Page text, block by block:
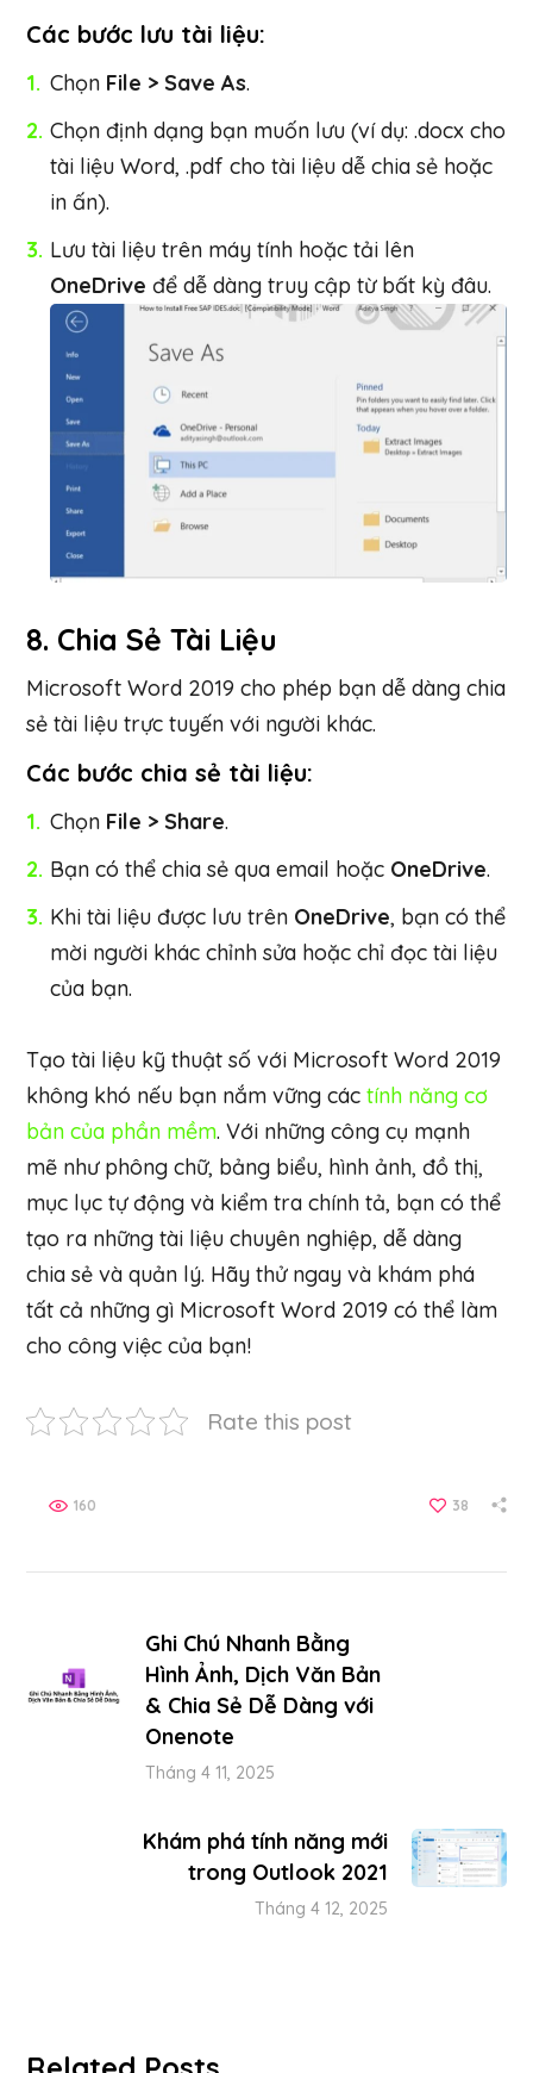
Các bước lưu tài liệu:
Chọn File > Save As.
Chọn định dạng bạn muốn lưu (ví dụ: .docx cho
tài liệu Word, .pdf cho tài liệu dễ chia sẻ hoặc
in ấn).
Lưu tài liệu trên máy tính hoặc tải lên
OneDrive để dễ dàng truy cập từ bất kỳ đâu.
8. Chia Sẻ Tài Liệu
Microsoft Word 2019 cho phép bạn dễ dàng chia
sẻ tài liệu trực tuyến với người khác.
Các bước chia sẻ tài liệu:
Chọn File > Share.
Bạn có thể chia sẻ qua email hoặc OneDrive.
Khi tài liệu được lưu trên OneDrive, bạn có thể
mời người khác chỉnh sửa hoặc chỉ đọc tài liệu
của bạn.
Tạo tài liệu kỹ thuật số với Microsoft Word 2019
không khó nếu bạn nắm vững các tính năng cơ
bản của phần mềm. Với những công cụ mạnh
mẽ như phông chữ, bảng biểu, hình ảnh, đồ thị,
mục lục tự động và kiểm tra chính tả, bạn có thể
tạo ra những tài liệu chuyên nghiệp, dễ dàng
chia sẻ và quản lý. Hãy thử ngay và khám phá
tất cả những gì Microsoft Word 2019 có thể làm
cho công việc của bạn!
Rate this post
38
160
Ghi Chú Nhanh Bằng
Hình Ảnh, Dịch Văn Bản
& Chia Sẻ Dễ Dàng với
Onenote
Tháng 4 11, 2025
Khám phá tính năng mới
trong Outlook 2021
Tháng 4 12, 2025